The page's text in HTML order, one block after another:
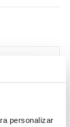
personalizar